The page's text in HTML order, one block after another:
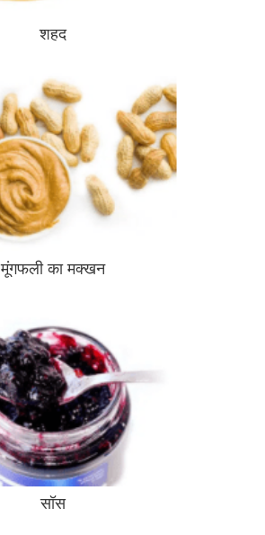
शहद
मूंगफली का मक्खन
सॉस